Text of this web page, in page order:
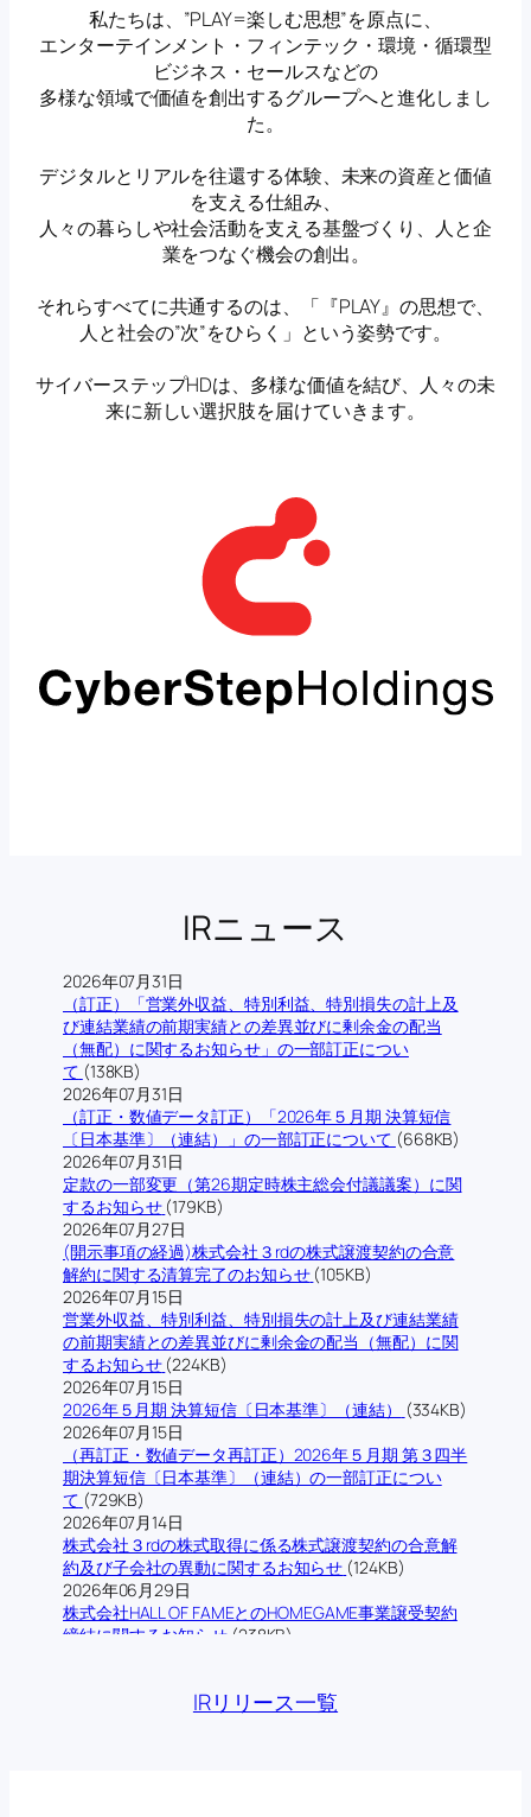
私たちは、”PLAY=楽しむ思想”を原点に、
エンターテインメント・フィンテック・環境・循環型
ビジネス・セールスなどの
多様な領域で価値を創出するグループへと進化しまし
た。
デジタルとリアルを往還する体験、未来の資産と価値
を支える仕組み、
人々の暮らしや社会活動を支える基盤づくり、人と企
業をつなぐ機会の創出。
それらすべてに共通するのは、「『PLAY』の思想で、
人と社会の”次”をひらく」という姿勢です。
サイバーステップHDは、多様な価値を結び、人々の未
来に新しい選択肢を届けていきます。
IRニュース
2026年07月31日
（訂正）「営業外収益、特別利益、特別損失の計上及
び連結業績の前期実績との差異並びに剰余金の配当
（無配）に関するお知らせ」の一部訂正につい
て (138KB)
2026年07月31日
（訂正・数値データ訂正）「2026年５月期 決算短信
〔日本基準〕（連結）」の一部訂正について (668KB)
2026年07月31日
定款の一部変更（第26期定時株主総会付議議案）に関
するお知らせ (179KB)
2026年07月27日
(開示事項の経過)株式会社３rdの株式譲渡契約の合意
解約に関する清算完了のお知らせ (105KB)
2026年07月15日
営業外収益、特別利益、特別損失の計上及び連結業績
の前期実績との差異並びに剰余金の配当（無配）に関
するお知らせ (224KB)
2026年07月15日
2026年５月期 決算短信〔日本基準〕（連結）
(334KB)
2026年07月15日
（再訂正・数値データ再訂正）2026年５月期 第３四半
期決算短信〔日本基準〕（連結）の一部訂正につい
て (729KB)
2026年07月14日
株式会社３rdの株式取得に係る株式譲渡契約の合意解
約及び子会社の異動に関するお知らせ (124KB)
2026年06月29日
株式会社HALL OF FAMEとのHOMEGAME事業譲受契約
締結に関するお知らせ (238KB)
(193KB)
IRリリース一覧